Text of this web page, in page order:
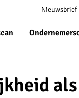
Meta
Nieuwsbrief